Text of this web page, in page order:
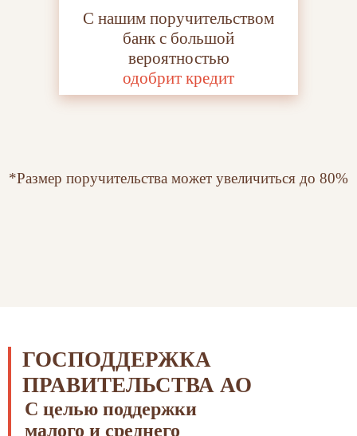
С нашим поручительством
банк с большой
вероятностью
одобрит кредит
*Размер поручительства может увеличиться до 80%
ГОСПОДДЕРЖКА
ПРАВИТЕЛЬСТВА АО
С целью поддержки
малого и среднего